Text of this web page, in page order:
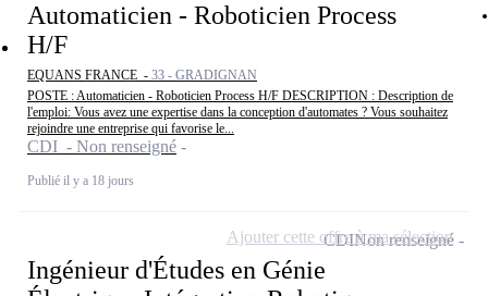
Automaticien - Roboticien Process
H/F
EQUANS FRANCE - 33 - GRADIGNAN
POSTE : Automaticien - Roboticien Process H/F DESCRIPTION : Description de
l'emploi: Vous avez une expertise dans la conception d'automates ? Vous souhaitez
rejoindre une entreprise qui favorise le...
CDI - Non renseigné
Publié il y a 18 jours
Ingénieur d'Études en Génie
CDINon renseigné
Ajouter cette offre à ma sélection